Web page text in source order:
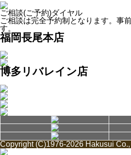
ご相談(ご予約)ダイヤル
ご相談は完全予約制となります。事
す。
福岡長尾本店
博多リバレイン店
Copyright (C)1976-2026 Hakusui